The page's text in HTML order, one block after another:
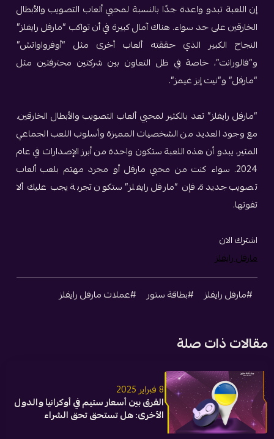
إن اللعبة تبدو واعدة جدًا بالنسبة لمحبي ألعاب التصويب والأبطال
الخارقين على حد سواء. هناك آمال كبيرة في أن تواكب “مارفل رايفلز”
النجاح الكبير الذي حققته ألعاب أخرى مثل “أوفرواواتش”
و”فالورانت”، خاصة في ظل التعاون بين شركتين محترفتين مثل
“مارفل” و”نيت إيز غيمز”.
“مارفل رايفلز” تعد بالكثير لمحبي ألعاب التصويب والأبطال الخارقين.
مع وجود العديد من الشخصيات المميزة وأسلوب اللعب الجماعي
المثير، يبدو أن هذه اللعبة ستكون واحدة من أبرز الإصدارات في عام
2024. سواء كنت من محبي مارفل أو مجرد مهتم بلعب ألعاب
تصويب جديدة، فإن “مارفل رايفلز” ستكون تجربة يجب عليك ألا
تفوتها.
اشترك الان
مارفل رايفلز
#مارفل رايفلز #بطاقة ستور #عملات مارفل رايفلز
مقالات ذات صلة
8 فبراير 2025
الفرق بين أسعار ستيم في أوكرانيا والدول
الأخرى: هل تستحق تحق الشراء